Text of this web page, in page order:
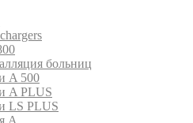
больниц
A 500
A PLUS
LS PLUS
A